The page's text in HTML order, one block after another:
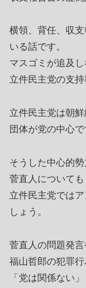
横領、背任、収
いる話です。
マスゴミが追及
立件民主党の支
立件民主党は朝
団体が党の中心で
そうした中心的
菅直人についても
立件民主党では
しょう。
菅直人の問題発言
福山哲郎の犯罪
「党は関係ない」